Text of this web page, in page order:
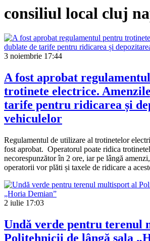
consiliul local cluj
3 noiembrie 17:44
A fost aprobat
trotinete electrice.
tarife pentru ridicarea și
vehiculelor
Regulamentul de utilizare al trotinetelor
fost aprobat. Operatorul poate ridica
necorespunzător în 2 ore, iar pe lângă
operatorii vor plăti și taxele de ridicare a
2 iulie 17:03
Undă verde pentru terenul
Politehnicii de lângă sala